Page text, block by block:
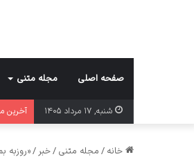
صفحه اصلی مجله متنی
شنبه, ۱۷ مرداد ۱۴۰۵ آخرین
خانه / مجله متنی /خبر /«روزبه